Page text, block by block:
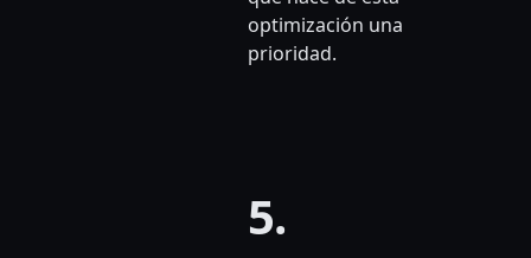
optimización una
prioridad.
5.